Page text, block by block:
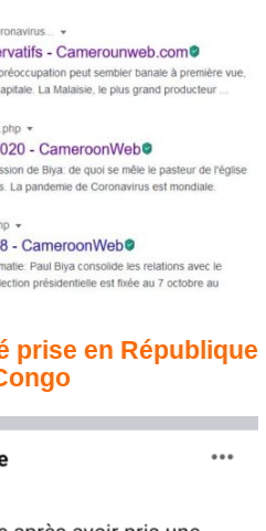
prise en République